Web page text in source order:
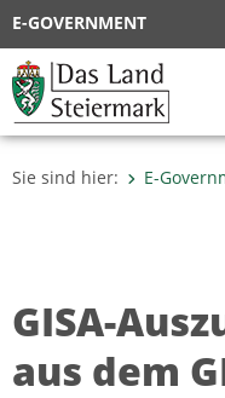
E-GOVERNMENT
Sie sind hier: E-
GISA-
aus dem